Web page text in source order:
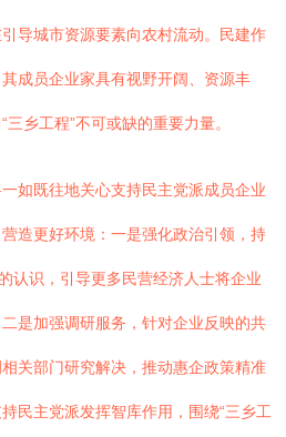
导城市资源要素向农村流动。民建作
成员企业家具有视野开阔、资源丰
乡工程”不可或缺的重要力量。
如既往地关心支持民主党派成员企业
造更好环境：一是强化政治引领，持
认识，引导更多民营经济人士将企业
是加强调研服务，针对企业反映的共
关部门研究解决，推动惠企政策精准
民主党派发挥智库作用，围绕“三乡工